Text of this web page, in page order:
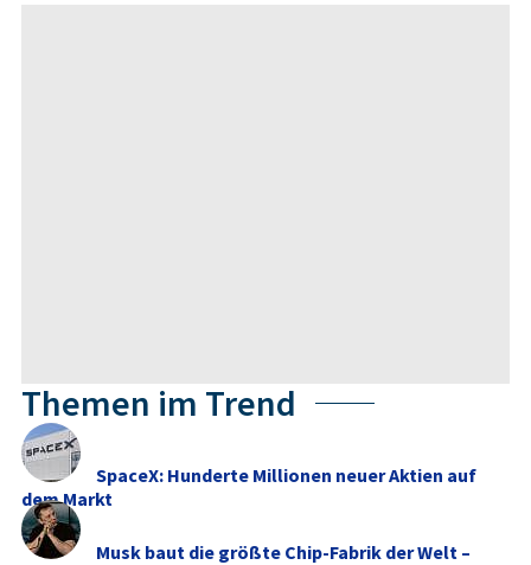
Themen im Trend
SpaceX: Hunderte Millionen neuer Aktien auf
dem Markt
Musk baut die größte Chip-Fabrik der Welt –